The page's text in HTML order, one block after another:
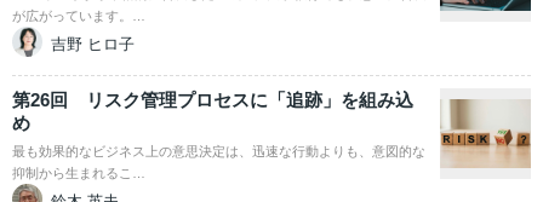
が広がっています。…
吉野 ヒロ子
第26回 リスク管理プロセスに「追跡」を組み込
め
最も効果的なビジネス上の意思決定は、迅速な行動よりも、意図的な
抑制から生まれるこ…